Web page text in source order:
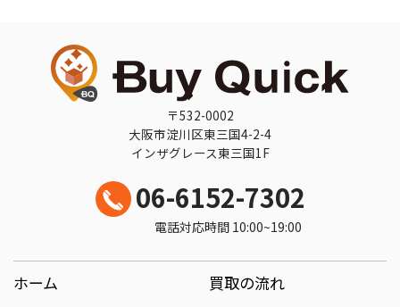
〒532-0002
大阪市淀川区東三国4-2-4
インザグレース東三国1F
06-6152-7302
電話対応時間 10:00~19:00
ホーム
買取の流れ